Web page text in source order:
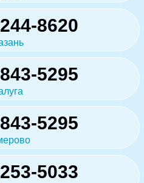
8620
5295
5295
5033